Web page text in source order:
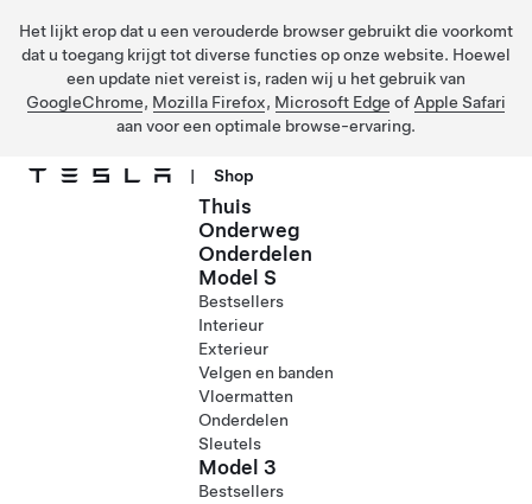
Het lijkt erop dat u een verouderde browser gebruikt die voorkomt
dat u toegang krijgt tot diverse functies op onze website. Hoewel
een update niet vereist is, raden wij u het gebruik van
GoogleChrome, Mozilla Firefox, Microsoft Edge of Apple Safari
aan voor een optimale browse-ervaring.
| Shop
Thuis
Onderweg
Onderdelen
Model S
Bestsellers
Interieur
Exterieur
Velgen en banden
Vloermatten
Onderdelen
Sleutels
Model 3
Bestsellers